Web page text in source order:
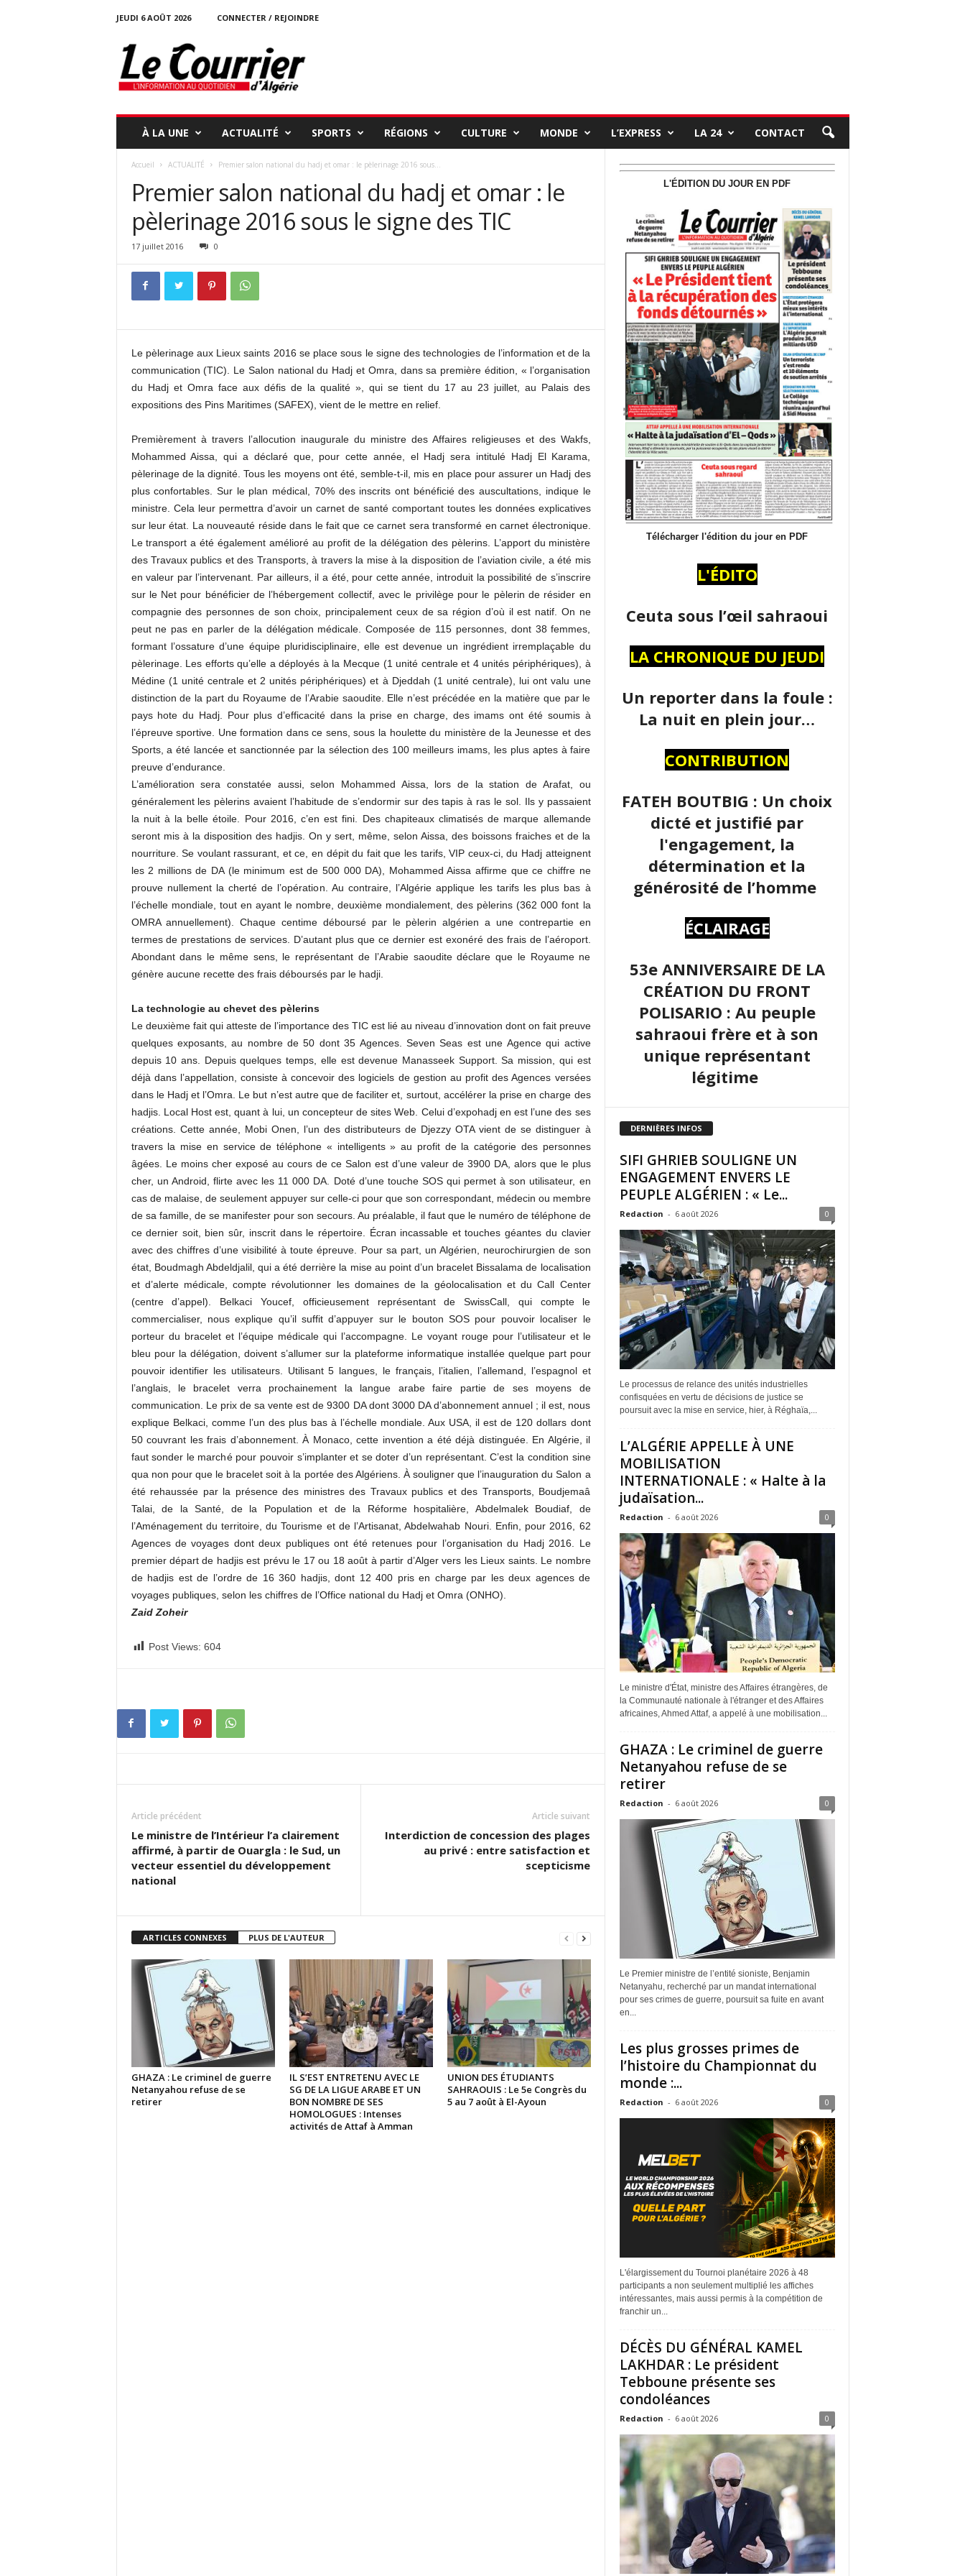
JEUDI 6 AOÛT 2026
CONNECTER / REJOINDRE
o
u
À LA UNE ACTUALITÉ SPORTS RÉGIONS CULTURE MONDE L’EXPRESS LA 24 CONTACT
Accueil ACTUALITÉ Premier salon national du hadj et omar : le pèlerinage 2016 sous...
Premier salon national du hadj et omar : le
pèlerinage 2016 sous le signe des TIC
17 juillet 2016 0
Le pèlerinage aux Lieux saints 2016 se place sous le signe des technologies de l’information et de la
communication (TIC). Le Salon national du Hadj et Omra, dans sa première édition, « l’organisation
du Hadj et Omra face aux défis de la qualité », qui se tient du 17 au 23 juillet, au Palais des
expositions des Pins Maritimes (SAFEX), vient de le mettre en relief.
Premièrement à travers l’allocution inaugurale du ministre des Affaires religieuses et des Wakfs,
Mohammed Aissa, qui a déclaré que, pour cette année, el Hadj sera intitulé Hadj El Karama,
pèlerinage de la dignité. Tous les moyens ont été, semble-t-il, mis en place pour assurer un Hadj des
plus confortables. Sur le plan médical, 70% des inscrits ont bénéficié des auscultations, indique le
ministre. Cela leur permettra d’avoir un carnet de santé comportant toutes les données explicatives
sur leur état. La nouveauté réside dans le fait que ce carnet sera transformé en carnet électronique.
Le transport a été également amélioré au profit de la délégation des pèlerins. L’apport du ministère
des Travaux publics et des Transports, à travers la mise à la disposition de l’aviation civile, a été mis
en valeur par l’intervenant. Par ailleurs, il a été, pour cette année, introduit la possibilité de s’inscrire
sur le Net pour bénéficier de l’hébergement collectif, avec le privilège pour le pèlerin de résider en
compagnie des personnes de son choix, principalement ceux de sa région d’où il est natif. On ne
peut ne pas en parler de la délégation médicale. Composée de 115 personnes, dont 38 femmes,
formant l’ossature d’une équipe pluridisciplinaire, elle est devenue un ingrédient irremplaçable du
pèlerinage. Les efforts qu’elle a déployés à la Mecque (1 unité centrale et 4 unités périphériques), à
Médine (1 unité centrale et 2 unités périphériques) et à Djeddah (1 unité centrale), lui ont valu une
distinction de la part du Royaume de l’Arabie saoudite. Elle n’est précédée en la matière que par le
pays hote du Hadj. Pour plus d’efficacité dans la prise en charge, des imams ont été soumis à
l’épreuve sportive. Une formation dans ce sens, sous la houlette du ministère de la Jeunesse et des
Sports, a été lancée et sanctionnée par la sélection des 100 meilleurs imams, les plus aptes à faire
preuve d’endurance.
L’amélioration sera constatée aussi, selon Mohammed Aissa, lors de la station de Arafat, ou
généralement les pèlerins avaient l’habitude de s’endormir sur des tapis à ras le sol. Ils y passaient
la nuit à la belle étoile. Pour 2016, c’en est fini. Des chapiteaux climatisés de marque allemande
seront mis à la disposition des hadjis. On y sert, même, selon Aissa, des boissons fraiches et de la
nourriture. Se voulant rassurant, et ce, en dépit du fait que les tarifs, VIP ceux-ci, du Hadj atteignent
les 2 millions de DA (le minimum est de 500 000 DA), Mohammed Aissa affirme que ce chiffre ne
prouve nullement la cherté de l’opération. Au contraire, l’Algérie applique les tarifs les plus bas à
l’échelle mondiale, tout en ayant le nombre, deuxième mondialement, des pèlerins (362 000 font la
OMRA annuellement). Chaque centime déboursé par le pèlerin algérien a une contrepartie en
termes de prestations de services. D’autant plus que ce dernier est exonéré des frais de l’aéroport.
Abondant dans le même sens, le représentant de l’Arabie saoudite déclare que le Royaume ne
génère aucune recette des frais déboursés par le hadji.
La technologie au chevet des pèlerins
Le deuxième fait qui atteste de l’importance des TIC est lié au niveau d’innovation dont on fait preuve
quelques exposants, au nombre de 50 dont 35 Agences. Seven Seas est une Agence qui active
depuis 10 ans. Depuis quelques temps, elle est devenue Manasseek Support. Sa mission, qui est
déjà dans l’appellation, consiste à concevoir des logiciels de gestion au profit des Agences versées
dans le Hadj et l’Omra. Le but n’est autre que de faciliter et, surtout, accélérer la prise en charge des
hadjis. Local Host est, quant à lui, un concepteur de sites Web. Celui d’expohadj en est l’une des ses
créations. Cette année, Mobi Onen, l’un des distributeurs de Djezzy OTA vient de se distinguer à
travers la mise en service de téléphone « intelligents » au profit de la catégorie des personnes
âgées. Le moins cher exposé au cours de ce Salon est d’une valeur de 3900 DA, alors que le plus
cher, un Android, flirte avec les 11 000 DA. Doté d’une touche SOS qui permet à son utilisateur, en
cas de malaise, de seulement appuyer sur celle-ci pour que son correspondant, médecin ou membre
de sa famille, de se manifester pour son secours. Au préalable, il faut que le numéro de téléphone de
ce dernier soit, bien sûr, inscrit dans le répertoire. Écran incassable et touches géantes du clavier
avec des chiffres d’une visibilité à toute épreuve. Pour sa part, un Algérien, neurochirurgien de son
état, Boudmagh Abdeldjalil, qui a été derrière la mise au point d’un bracelet Bissalama de localisation
et d’alerte médicale, compte révolutionner les domaines de la géolocalisation et du Call Center
(centre d’appel). Belkaci Youcef, officieusement représentant de SwissCall, qui compte le
commercialiser, nous explique qu’il suffit d’appuyer sur le bouton SOS pour pouvoir localiser le
porteur du bracelet et l’équipe médicale qui l’accompagne. Le voyant rouge pour l’utilisateur et le
bleu pour la délégation, doivent s’allumer sur la plateforme informatique installée quelque part pour
pouvoir identifier les utilisateurs. Utilisant 5 langues, le français, l’italien, l’allemand, l’espagnol et
l’anglais, le bracelet verra prochainement la langue arabe faire partie de ses moyens de
communication. Le prix de sa vente est de 9300 DA dont 3000 DA d’abonnement annuel ; il est, nous
explique Belkaci, comme l’un des plus bas à l’échelle mondiale. Aux USA, il est de 120 dollars dont
50 couvrant les frais d’abonnement. À Monaco, cette invention a été déjà distinguée. En Algérie, il
faut sonder le marché pour pouvoir s’implanter et se doter d’un représentant. C’est la condition sine
qua non pour que le bracelet soit à la portée des Algériens. À souligner que l’inauguration du Salon a
été rehaussée par la présence des ministres des Travaux publics et des Transports, Boudjemaâ
Talai, de la Santé, de la Population et de la Réforme hospitalière, Abdelmalek Boudiaf, de
l’Aménagement du territoire, du Tourisme et de l’Artisanat, Abdelwahab Nouri. Enfin, pour 2016, 62
Agences de voyages dont deux publiques ont été retenues pour l’organisation du Hadj 2016. Le
premier départ de hadjis est prévu le 17 ou 18 août à partir d’Alger vers les Lieux saints. Le nombre
de hadjis est de l’ordre de 16 360 hadjis, dont 12 400 pris en charge par les deux agences de
voyages publiques, selon les chiffres de l’Office national du Hadj et Omra (ONHO).
Zaid Zoheir
Post Views: 604
Article précédent
Le ministre de l’Intérieur l’a clairement
affirmé, à partir de Ouargla : le Sud, un
vecteur essentiel du développement
national
Article suivant
Interdiction de concession des plages
au privé : entre satisfaction et
scepticisme
ARTICLES CONNEXES PLUS DE L'AUTEUR
GHAZA : Le criminel de guerre
Netanyahou refuse de se
retirer
IL S’EST ENTRETENU AVEC LE
SG DE LA LIGUE ARABE ET UN
BON NOMBRE DE SES
HOMOLOGUES : Intenses
activités de Attaf à Amman
UNION DES ÉTUDIANTS
SAHRAOUIS : Le 5e Congrès du
5 au 7 août à El-Ayoun
L'ÉDITION DU JOUR EN PDF
Télécharger l'édition du jour en PDF
L'ÉDITO
Ceuta sous l’œil sahraoui
LA CHRONIQUE DU JEUDI
Un reporter dans la foule :
La nuit en plein jour…
CONTRIBUTION
FATEH BOUTBIG : Un choix
dicté et justifié par
l'engagement, la
détermination et la
générosité de l’homme
ÉCLAIRAGE
53e ANNIVERSAIRE DE LA
CRÉATION DU FRONT
POLISARIO : Au peuple
sahraoui frère et à son
unique représentant
légitime
DERNIÈRES INFOS
SIFI GHRIEB SOULIGNE UN
ENGAGEMENT ENVERS LE
PEUPLE ALGÉRIEN : « Le...
Redaction - 6 août 2026 0
Le processus de relance des unités industrielles
confisquées en vertu de décisions de justice se
poursuit avec la mise en service, hier, à Réghaïa,...
L’ALGÉRIE APPELLE À UNE
MOBILISATION
INTERNATIONALE : « Halte à la
judaïsation...
Redaction - 6 août 2026 0
Le ministre d'État, ministre des Affaires étrangères, de
la Communauté nationale à l'étranger et des Affaires
africaines, Ahmed Attaf, a appelé à une mobilisation...
GHAZA : Le criminel de guerre
Netanyahou refuse de se
retirer
Redaction - 6 août 2026 0
Le Premier ministre de l’entité sioniste, Benjamin
Netanyahu, recherché par un mandat international
pour ses crimes de guerre, poursuit sa fuite en avant
en...
Les plus grosses primes de
l’histoire du Championnat du
monde :...
Redaction - 6 août 2026 0
L'élargissement du Tournoi planétaire 2026 à 48
participants a non seulement multiplié les affiches
intéressantes, mais aussi permis à la compétition de
franchir un...
DÉCÈS DU GÉNÉRAL KAMEL
LAKHDAR : Le président
Tebboune présente ses
condoléances
Redaction - 6 août 2026 0